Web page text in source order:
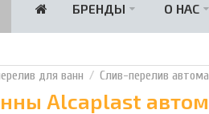
БРЕНДЫ О НАС
для ванн Слив-перелив
Alcaplast